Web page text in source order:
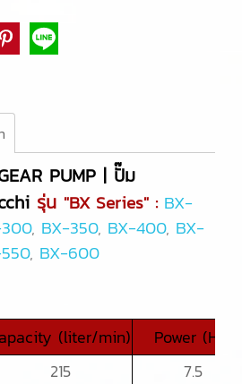
PUMP | ปั๊ม
รุ่น "BX Series" : BX-
, BX-350, BX-400, BX-
, BX-600
(liter/min)
Power (HP)
215
7.5